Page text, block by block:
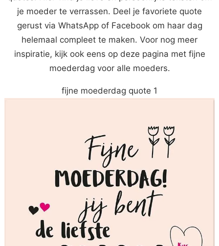
je moeder te verrassen. Deel je favoriete quote
gerust via WhatsApp of Facebook om haar dag
helemaal compleet te maken. Voor nog meer
inspiratie, kijk ook eens op deze pagina met fijne
moederdag voor alle moeders.
fijne moederdag quote 1